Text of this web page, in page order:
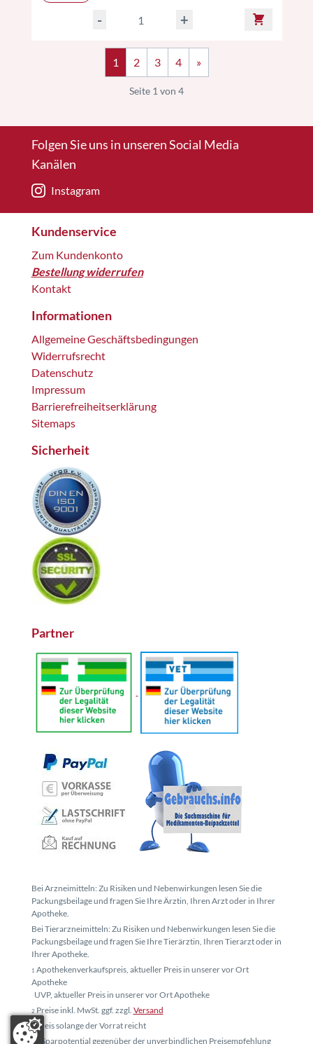
- +
1 2 3 4 »
Seite 1 von 4
Folgen Sie uns in unseren Social Media
Kanälen
Instagram
Kundenservice
Zum Kundenkonto
Bestellung widerrufen
Kontakt
Informationen
Allgemeine Geschäftsbedingungen
Widerrufsrecht
Datenschutz
Impressum
Barrierefreiheitserklärung
Sitemaps
Sicherheit
Partner
Bei Arzneimitteln: Zu Risiken und Nebenwirkungen lesen Sie die
Packungsbeilage und fragen Sie Ihre Ärztin, Ihren Arzt oder in Ihrer
Apotheke.
Bei Tierarzneimitteln: Zu Risiken und Nebenwirkungen lesen Sie die
Packungsbeilage und fragen Sie Ihre Tierärztin, Ihren Tierarzt oder in
Ihrer Apotheke.
1 Apothekenverkaufspreis, aktueller Preis in unserer vor Ort
Apotheke
UVP, aktueller Preis in unserer vor Ort Apotheke
2Preise inkl. MwSt. ggf. zzgl. Versand
3Preis solange der Vorrat reicht
4* Sparpotential gegenüber der unverbindlichen Preisempfehlung